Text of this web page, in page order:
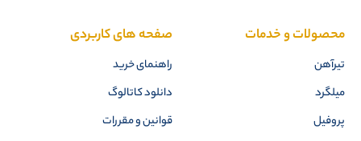
محصولات و خدمات
تیرآهن
میلگرد
پروفیل
صفحه های کاربردی
راهنمای خرید
دانلود کاتالوگ
قوانین و مقررات